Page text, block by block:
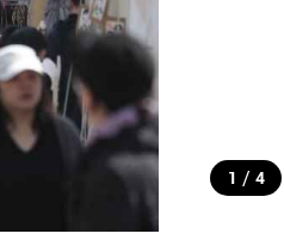
1 / 4